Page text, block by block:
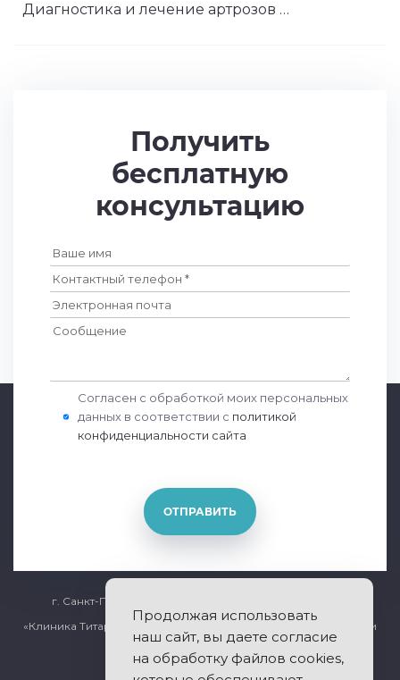
Диагностика и лечение артрозов …
Получить
бесплатную
консультацию
Согласен с обработкой моих персональных
данных в соответствии с политикой
конфиденциальности сайта
ОТПРАВИТЬ
г. Санкт-Петербург, Общественный переулок дом 5
«Клиника Титарчука» - лечение заболеваний позвоночника и
суставов.
Продолжая использовать
наш сайт, вы даете согласие
на обработку файлов cookies,